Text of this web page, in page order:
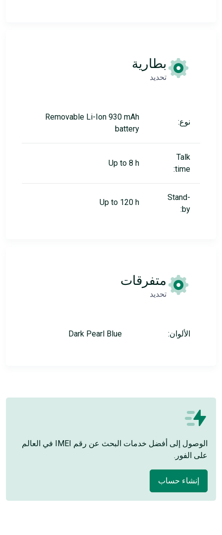
بطارية
تحديد
نوع:
Removable Li-Ion 930 mAh
battery
Talk
time:
Up to 8 h
Stand-
by:
Up to 120 h
متفرقات
تحديد
الألوان: Dark Pearl Blue
الوصول إلى أفضل خدمات البحث عن رقم IMEI في العالم
على الفور.
إنشاء حساب